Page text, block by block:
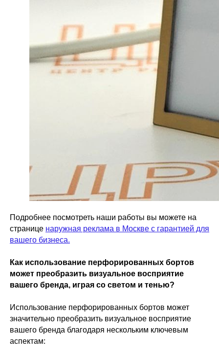
Подробнее посмотреть наши работы вы можете на
странице наружная реклама в Москве с гарантией для
вашего бизнеса.
Как использование перфорированных бортов
может преобразить визуальное восприятие
вашего бренда, играя со светом и тенью?
Использование перфорированных бортов может
значительно преобразить визуальное восприятие
вашего бренда благодаря нескольким ключевым
аспектам: